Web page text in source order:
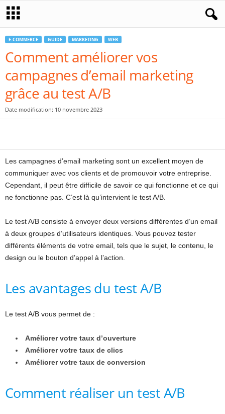
E-COMMERCE GUIDE MARKETING WEB
Comment améliorer vos
campagnes d’email marketing
grâce au test A/B
Date modification: 10 novembre 2023
Les campagnes d’email marketing sont un excellent moyen de
communiquer avec vos clients et de promouvoir votre entreprise.
Cependant, il peut être difficile de savoir ce qui fonctionne et ce qui
ne fonctionne pas. C’est là qu’intervient le test A/B.
Le test A/B consiste à envoyer deux versions différentes d’un email
à deux groupes d’utilisateurs identiques. Vous pouvez tester
différents éléments de votre email, tels que le sujet, le contenu, le
design ou le bouton d’appel à l’action.
Les avantages du test A/B
Le test A/B vous permet de :
Améliorer votre taux d’ouverture
Améliorer votre taux de clics
Améliorer votre taux de conversion
Comment réaliser un test A/B